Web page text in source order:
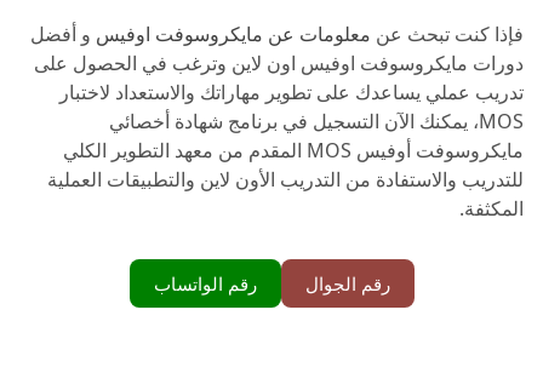
فإذا كنت تبحث عن معلومات عن مايكروسوفت اوفيس و أفضل
دورات مايكروسوفت اوفيس اون لاين وترغب في الحصول على
تدريب عملي يساعدك على تطوير مهاراتك والاستعداد لاختبار
MOS، يمكنك الآن التسجيل في برنامج شهادة أخصائي
مايكروسوفت أوفيس MOS المقدم من معهد التطوير الكلي
للتدريب والاستفادة من التدريب الأون لاين والتطبيقات العملية
المكثفة.
رقم الجوال رقم الواتساب